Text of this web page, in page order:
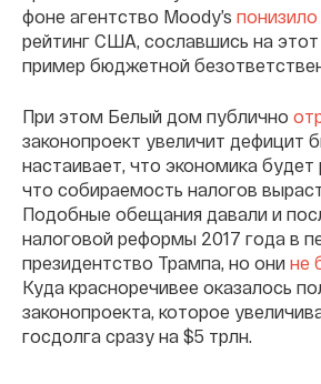
фоне агентство Moody’s понизило
рейтинг США, сославшись на этот
пример бюджетной
При этом Белый дом публично
законопроект увеличит дефицит
настаивает, что экономика будет
что собираемость налогов
Подобные обещания давали и
налоговой реформы 2017 года в
президентство Трампа, но они не
Куда красноречивее оказалось
законопроекта, которое
госдолга сразу на $5 трлн.